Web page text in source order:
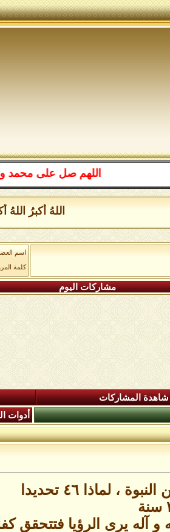
اللهم صل على محمد
اللهُ أكبرُ اللهُ
اسم
كلمة
مشاركات اليوم
شاهدة المشاركات
أدوات